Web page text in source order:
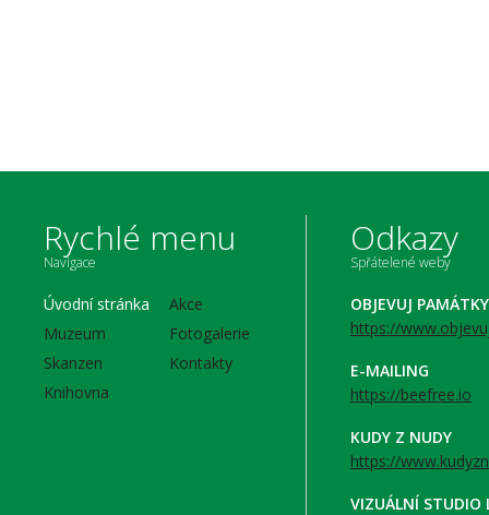
Rychlé menu
Navigace
Úvodní stránka
Muzeum
Skanzen
Knihovna
Akce
Fotogalerie
Kontakty
Odkazy
Spřátelené weby
OBJEVUJ PAMÁTKY
https://
E-MAILING
https://beefree.io
KUDY Z NUDY
https://
VIZUÁLNÍ STUDIO